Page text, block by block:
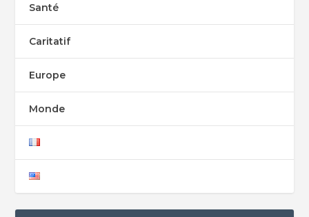
Santé
Caritatif
Europe
Monde